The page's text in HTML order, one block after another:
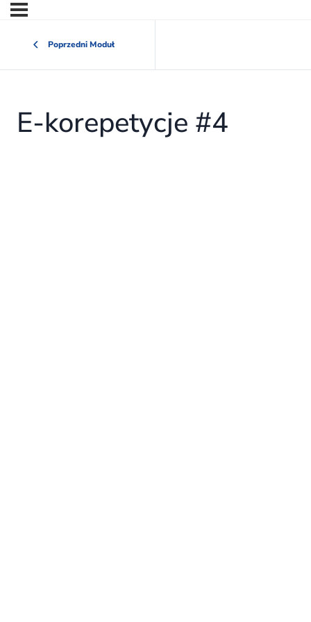
Poprzedni Moduł
E-korepetycje #4